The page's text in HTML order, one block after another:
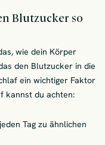
Blutzucker so
wie dein Körper
den Blutzucker in die
ein wichtiger Faktor
kannst du achten:
Tag zu ähnlichen